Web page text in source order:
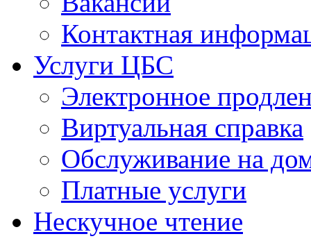
Контактная
Услуги ЦБС
Электронное
Виртуальная справка
Обслуживание на
Платные услуги
Нескучное чтение